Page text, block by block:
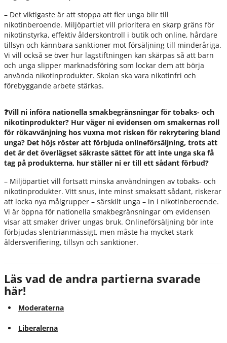
– Det viktigaste är att stoppa att fler unga blir till
nikotinberoende. Miljöpartiet vill prioritera en skarp gräns för
nikotinstyrka, effektiv ålderskontroll i butik och online, hårdare
tillsyn och kännbara sanktioner mot försäljning till minderåriga.
Vi vill också se över hur lagstiftningen kan skärpas så att barn
och unga slipper marknadsföring som lockar dem att börja
använda nikotinprodukter. Skolan ska vara nikotinfri och
förebyggande arbete stärkas.
❓Vill ni införa nationella smakbegränsningar för tobaks- och
nikotinprodukter? Hur väger ni evidensen om smakernas roll
för rökavvänjning hos vuxna mot risken för rekrytering bland
unga? Det höjs röster att förbjuda onlineförsäljning, trots att
det är det överlägset säkraste sättet för att inte unga ska få
tag på produkterna, hur ställer ni er till ett sådant förbud?
– Miljöpartiet vill fortsatt minska användningen av tobaks- och
nikotinprodukter. Vitt snus, inte minst smaksatt sådant, riskerar
att locka nya målgrupper – särskilt unga – in i nikotinberoende.
Vi är öppna för nationella smakbegränsningar om evidensen
visar att smaker driver ungas bruk. Onlineförsäljning bör inte
förbjudas slentrianmässigt, men måste ha mycket stark
åldersverifiering, tillsyn och sanktioner.
Läs vad de andra partierna svarade
här!
Moderaterna
Liberalerna